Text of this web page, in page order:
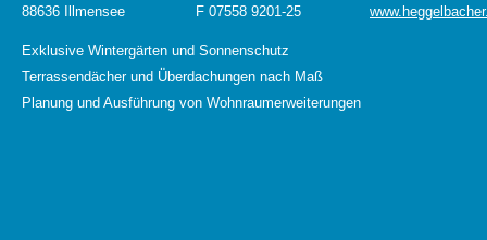
88636 Illmensee
F 07558 9201-25
Exklusive Wintergärten und Sonnenschutz
Terrassendächer und Überdachungen nach Maß
Planung und Ausführung von Wohnraumerweiterungen